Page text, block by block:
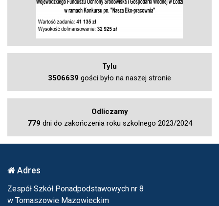
Tylu
3506639 gości było na naszej stronie
Odliczamy
779 dni do zakończenia roku szkolnego 2023/2024
Adres
Zespół Szkół Ponadpodstawowych nr 8
w Tomaszowie Mazowieckim